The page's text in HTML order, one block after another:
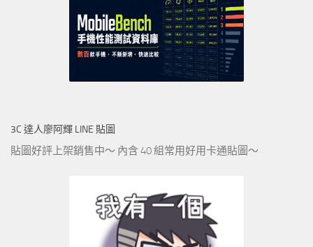
3C 達人廖阿輝 LINE 貼圖
貼圖好評上架銷售中～ 內含 40 組常用好用卡通貼圖～